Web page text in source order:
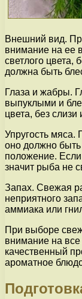
Внешний вид.
внимание на ее
светлого цвета,
должна быть
Глаза и жабры.
выпуклыми и
цвета, без слизи
Упругость
оно должно быть
положение.
значит рыба не
Запах. Свежая
неприятного
аммиака или
При выборе
внимание на
качественный
ароматное